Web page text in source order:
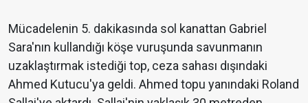
Mücadelenin 5. dakikasında sol kanattan Gabriel
Sara'nın kullandığı köşe vuruşunda savunmanın
uzaklaştırmak istediği top, ceza sahası dışındaki
Ahmed Kutucu'ya geldi. Ahmed topu yanındaki Roland